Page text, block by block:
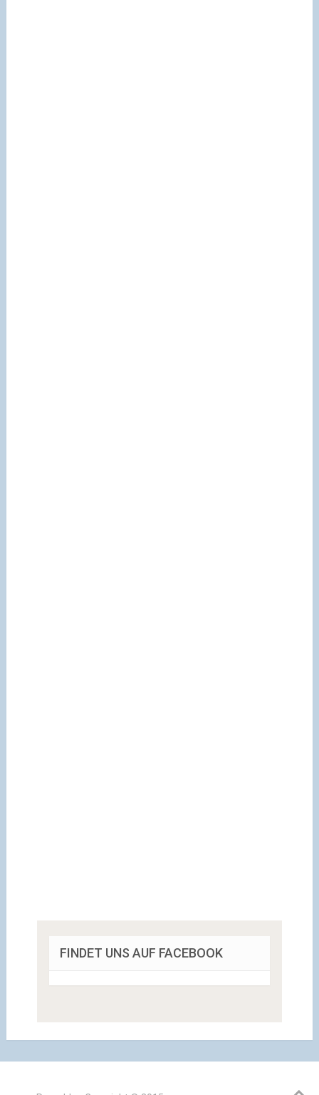
FINDET UNS AUF FACEBOOK